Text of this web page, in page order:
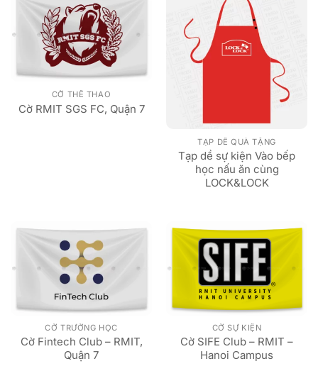
CỜ THỂ THAO
Cờ RMIT SGS FC, Quận 7
TẠP DỀ QUÀ TẶNG
Tạp dề sự kiện Vào bếp
học nấu ăn cùng
LOCK&LOCK
CỜ TRƯỜNG HỌC
Cờ Fintech Club – RMIT,
Quận 7
CỜ SỰ KIỆN
Cờ SIFE Club – RMIT –
Hanoi Campus